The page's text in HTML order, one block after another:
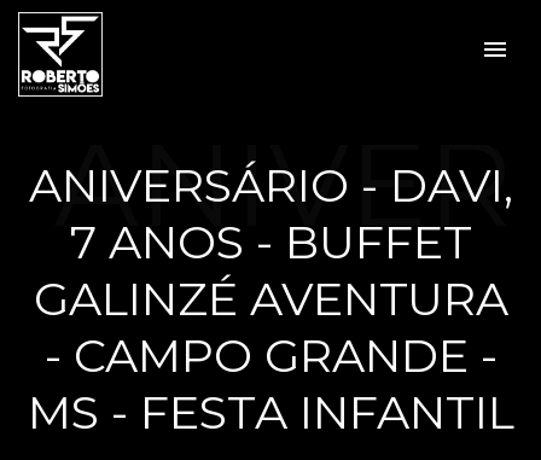
menu
ANIVERSÁRIO - DAVI,
7 ANOS - BUFFET
GALINZÉ AVENTURA
- CAMPO GRANDE -
MS - FESTA INFANTIL
ANIVER
SÁRIO -